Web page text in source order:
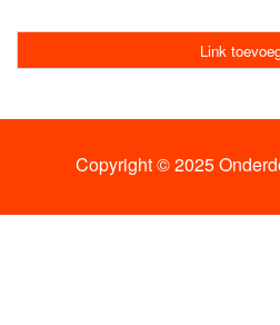
Link
Copyright © 2025